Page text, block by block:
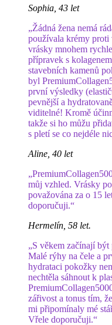
Sophia, 43 let
„Žádná žena nemá
používala krémy proti
vrásky mnohem
přípravek s
stavebních kamenů
byl
první výsledky
pevnější a
viditelné! Kromě
takže si ho můžu
s pletí se co nejdéle
Aline, 40 let
můj vzhled. Vrásky
považována za o 15
doporučuji.“
Hermelín, 58 let.
„S věkem začínají
Malé rýhy na čele a
hydrataci pokožky
nechtěla sáhnout k
zářivost a tonus tím,
mi připomínaly mé
Vřele doporučuji.“